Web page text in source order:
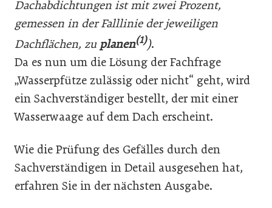
Dachabdichtungen ist mit zwei Prozent,
gemessen in der Falllinie der jeweiligen
Dachflächen, zu planen(1)).
Da es nun um die Lösung der Fachfrage
„Wasserpfütze zulässig oder nicht“ geht, wird
ein Sachverständiger bestellt, der mit einer
Wasserwaage auf dem Dach erscheint.
Wie die Prüfung des Gefälles durch den
Sachverständigen in Detail ausgesehen hat,
erfahren Sie in der nächsten Ausgabe.